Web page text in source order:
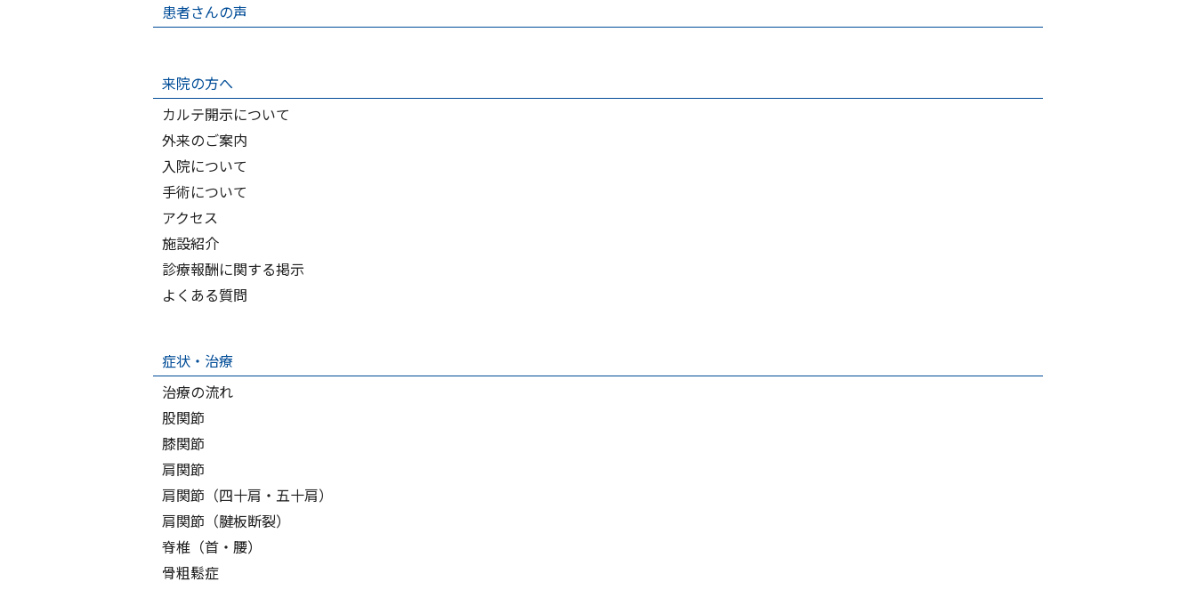
患者さんの声
来院の方へ
カルテ開示について
外来のご案内
入院について
手術について
アクセス
施設紹介
診療報酬に関する掲示
よくある質問
症状・治療
治療の流れ
股関節
膝関節
肩関節
肩関節（四十肩・五十肩）
肩関節（腱板断裂）
脊椎（首・腰）
骨粗鬆症